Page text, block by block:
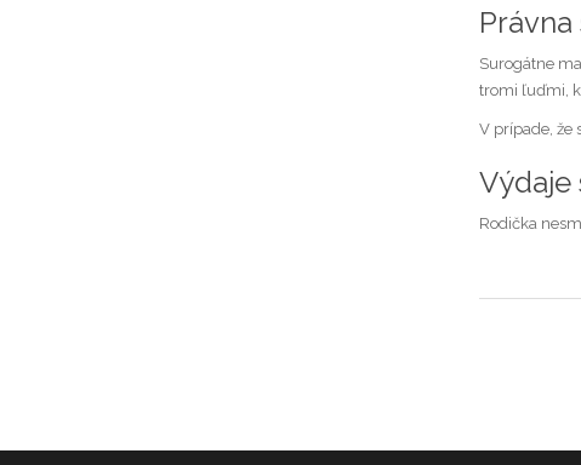
Surogátne
tromi ľuďmi,
V prípade, že
Výdaje
Rodička